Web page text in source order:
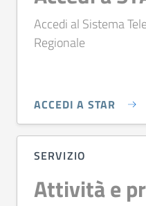
Accedi al Sistema
Regionale
ACCEDI A STAR
SERVIZIO
Attività e